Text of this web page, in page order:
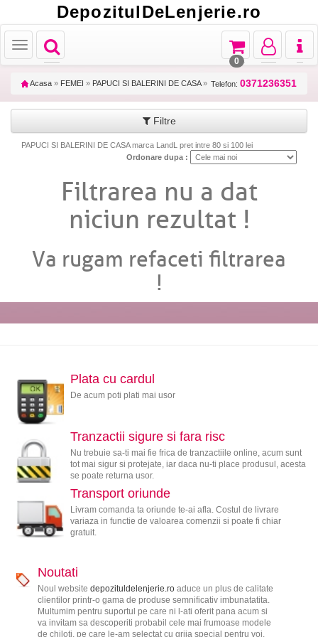
DepozitulDeLenjerie.ro
Toggle
navigation
Toggle
Toggle
navigation
Toggle
navigation
Toggle
navigation
0
Acasa » FEMEI » PAPUCI SI BALERINI DE CASA » Telefon: 0371236351
Filtre
PAPUCI SI BALERINI DE CASA marca LandL pret intre 80 si 100 lei
Ordonare dupa :
Filtrarea nu a dat
niciun rezultat !
Va rugam refaceti filtrarea
!
Plata cu cardul
De acum poti plati mai usor
Tranzactii sigure si fara risc
Nu trebuie sa-ti mai fie frica de tranzactiile online, acum sunt
tot mai sigur si protejate, iar daca nu-ti place produsul, acesta
se poate returna usor.
Transport oriunde
Livram comanda ta oriunde te-ai afla. Costul de livrare
variaza in functie de valoarea comenzii si poate fi chiar
gratuit.
Noutati
Noul website depozituldelenjerie.roaduce un plus de calitate
clientilor printr-o gama de produse semnificativ imbunatatita.
Multumim pentru suportul pe care ni l-ati oferit pana acum si
va invitam sa descoperiti probabil cele mai frumoase modele
de chiloti, pe care le-am selectat cu grija special pentru voi.